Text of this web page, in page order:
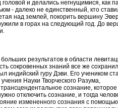
головой и делались негнущимися,
- далеко не единственный, кто
над землей, покорить вершину
в горах на следующий год. До
результатов в области
сокровенных знаний все же
индийский гуру Дэви. Его
Науки Творческого Разума,
трансцендентальное сознание,
отключить сознание, и тогда
измененного сознания с